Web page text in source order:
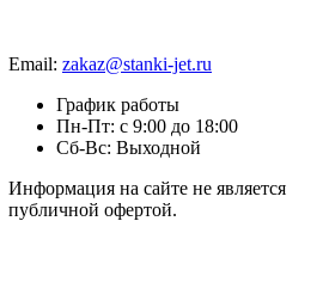
Email: zakaz@stanki-jet.ru
График работы
Пн-Пт: с 9:00 до 18:00
Сб-Вс: Выходной
Информация на сайте не является
публичной офертой.